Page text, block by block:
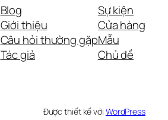
Blog
Giới thiệu
Câu hỏi thường gặp
Tác giả
Sự kiện
Cửa hàng
Mẫu
Chủ đề
Được thiết kế với WordPress